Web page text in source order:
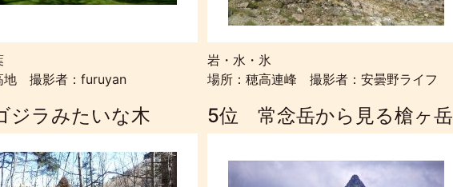
地 撮影者：furuyan
岩・水・氷
場所：穂高連峰 撮影者：安曇野ライフ
ラみたいな木 5位 常念岳から見る槍ヶ岳